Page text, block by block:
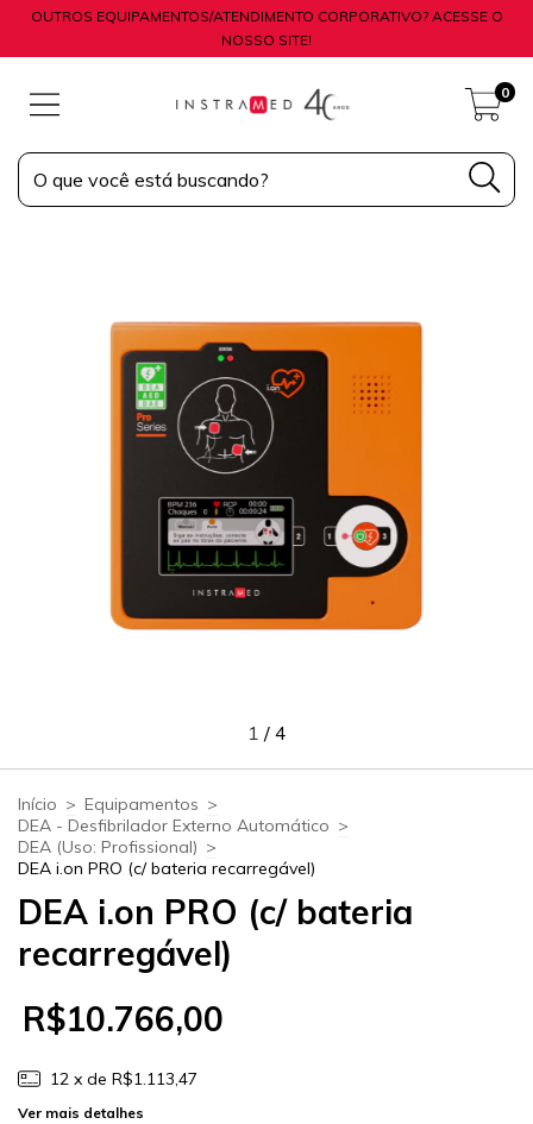
OUTROS EQUIPAMENTOS/ATENDIMENTO CORPORATIVO? ACESSE O
NOSSO SITE!
0
1 / 4
Início > Equipamentos >
DEA - Desfibrilador Externo Automático >
DEA (Uso: Profissional) >
DEA i.on PRO (c/ bateria recarregável)
DEA i.on PRO (c/ bateria
recarregável)
R$10.766,00
12 x de R$1.113,47
Ver mais detalhes